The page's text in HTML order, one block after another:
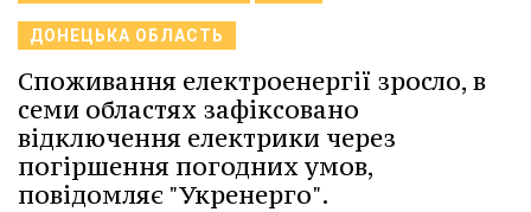
ДОНЕЦЬКА ОБЛАСТЬ
Споживання електроенергії зросло, в
семи областях зафіксовано
відключення електрики через
погіршення погодних умов,
повідомляє "Укренерго".